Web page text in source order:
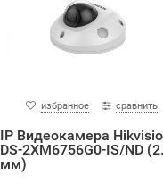
избранное сравнить
IP Видеокамера
DS-2XM6756G0-IS/ND
мм)